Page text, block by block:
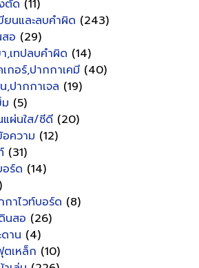
ตัด (11)
นและลบคำผิด (243)
อ (29)
,เทปลบคำผิด (14)
กอร์,ปากกาเคมี (40)
,ปากกาเจล (19)
(5)
แผ่นใส/ซีดี (20)
ความ (12)
(31)
อร์ด (14)
าไวท์บอร์ด (8)
นสอ (26)
าน (4)
ตเหล็ก (10)